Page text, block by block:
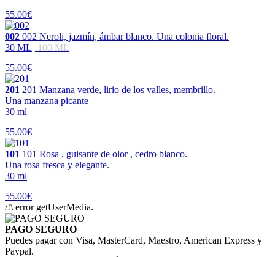
55.00€
002 002 Neroli, jazmín, ámbar blanco. Una colonia floral.
30 ML 100 ML
55.00€
201 201 Manzana verde, lirio de los valles, membrillo.
Una manzana picante
30 ml
55.00€
101 101 Rosa , guisante de olor , cedro blanco.
Una rosa fresca y elegante.
30 ml
55.00€
/!\ error getUserMedia.
PAGO SEGURO
Puedes pagar con Visa, MasterCard, Maestro, American Express y
Paypal.